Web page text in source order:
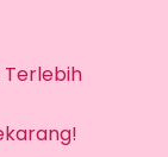
Terlebih